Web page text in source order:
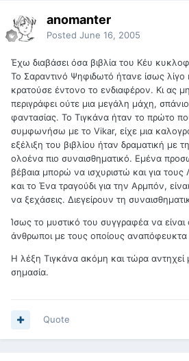
anomanter
Posted June 16, 2005
Έχω διαβάσει όσα βιβλία του Κέυ
Το Σαραντινό Ψηφιδωτό ήτανε ίσως
κρατούσε έντονο το ενδιαφέρον. Κι ας
περιγράφει ούτε μια μεγάλη μάχη,
φαντασίας. Το Τιγκάνα ήταν το πρώτο
συμφωνήσω με το Vikar, είχε μια
εξέλιξη του βιβλίου ήταν δραματική με
ολοένα πιο συναισθηματικό. Εμένα
βέβαια μπορώ να ισχυριστώ και για
και το Ένα τραγούδι για την Αρμπόν,
να ξεχάσεις. Διεγείρουν τη
Ίσως το μυστικό του συγγραφέα να είναι
άνθρωποι με τους οποίους αναπόφευκτα
Η λέξη Τιγκάνα ακόμη και τώρα αντηχεί
σημασία.
Quote